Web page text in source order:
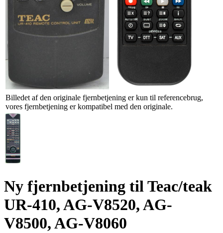
Billedet af den originale fjernbetjening er kun til referencebrug,
vores fjernbetjening er kompatibel med den originale.
Ny fjernbetjening til Teac/teak
UR-410, AG-V8520, AG-
V8500, AG-V8060